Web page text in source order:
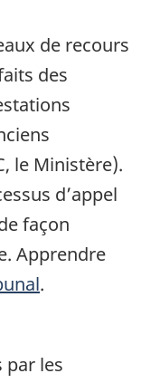
de recours
des
le Ministère).
d’appel
façon
Apprendre
.
par les